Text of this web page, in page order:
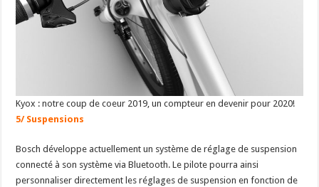
Kyox : notre coup de coeur 2019, un compteur en devenir pour 2020!
5/ Suspensions
Bosch développe actuellement un système de réglage de suspension
connecté à son système via Bluetooth. Le pilote pourra ainsi
personnaliser directement les réglages de suspension en fonction de